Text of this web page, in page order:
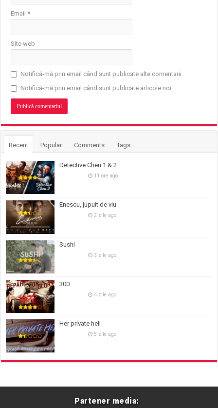
Email*
Site web
Notifică-mă prin email când sunt publicate alte comentarii.
Notifică-mă prin email când sunt publicate articole noi.
Recent Popular Comments Tags
Detective Chen 1 & 2
11 ore ago
Enescu, jupuit de viu
2 zile ago
Sushi
3 zile ago
300
4 zile ago
Her private hell
5 zile ago
Partener media: